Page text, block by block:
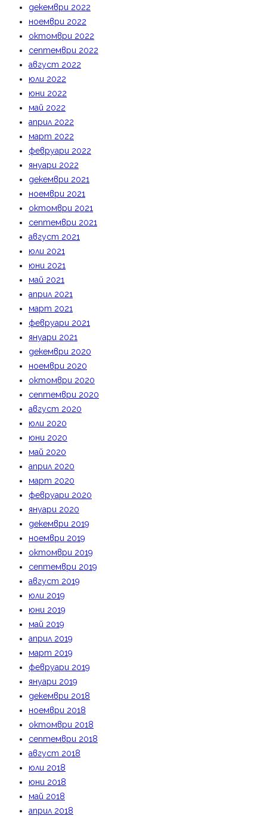
декември 2022
ноември 2022
октомври 2022
септември 2022
август 2022
юли 2022
юни 2022
май 2022
април 2022
март 2022
февруари 2022
януари 2022
декември 2021
ноември 2021
октомври 2021
септември 2021
август 2021
юли 2021
юни 2021
май 2021
април 2021
март 2021
февруари 2021
януари 2021
декември 2020
ноември 2020
октомври 2020
септември 2020
август 2020
юли 2020
юни 2020
май 2020
април 2020
март 2020
февруари 2020
януари 2020
декември 2019
ноември 2019
октомври 2019
септември 2019
август 2019
юли 2019
юни 2019
май 2019
април 2019
март 2019
февруари 2019
януари 2019
декември 2018
ноември 2018
октомври 2018
септември 2018
август 2018
юли 2018
юни 2018
май 2018
април 2018